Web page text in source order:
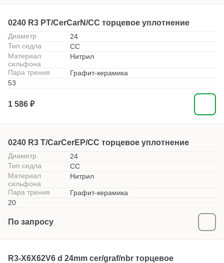
0240 R3 PT/CerCarN/CC торцевое уплотнение
Диаметр
24
Тип седла
СС
Материал
сильфона
Нитрил
Пара трения
Графит-керамика
53
1 586 ₽
0240 R3 T/CarCerEP/CC торцевое уплотнение
Диаметр
24
Тип седла
СС
Материал
сильфона
Нитрил
Пара трения
Графит-керамика
20
По запросу
R3-X6X62V6 d 24mm cer/graf/nbr торцевое